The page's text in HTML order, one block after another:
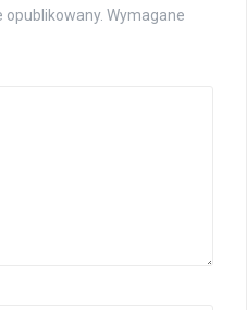
Wymagane